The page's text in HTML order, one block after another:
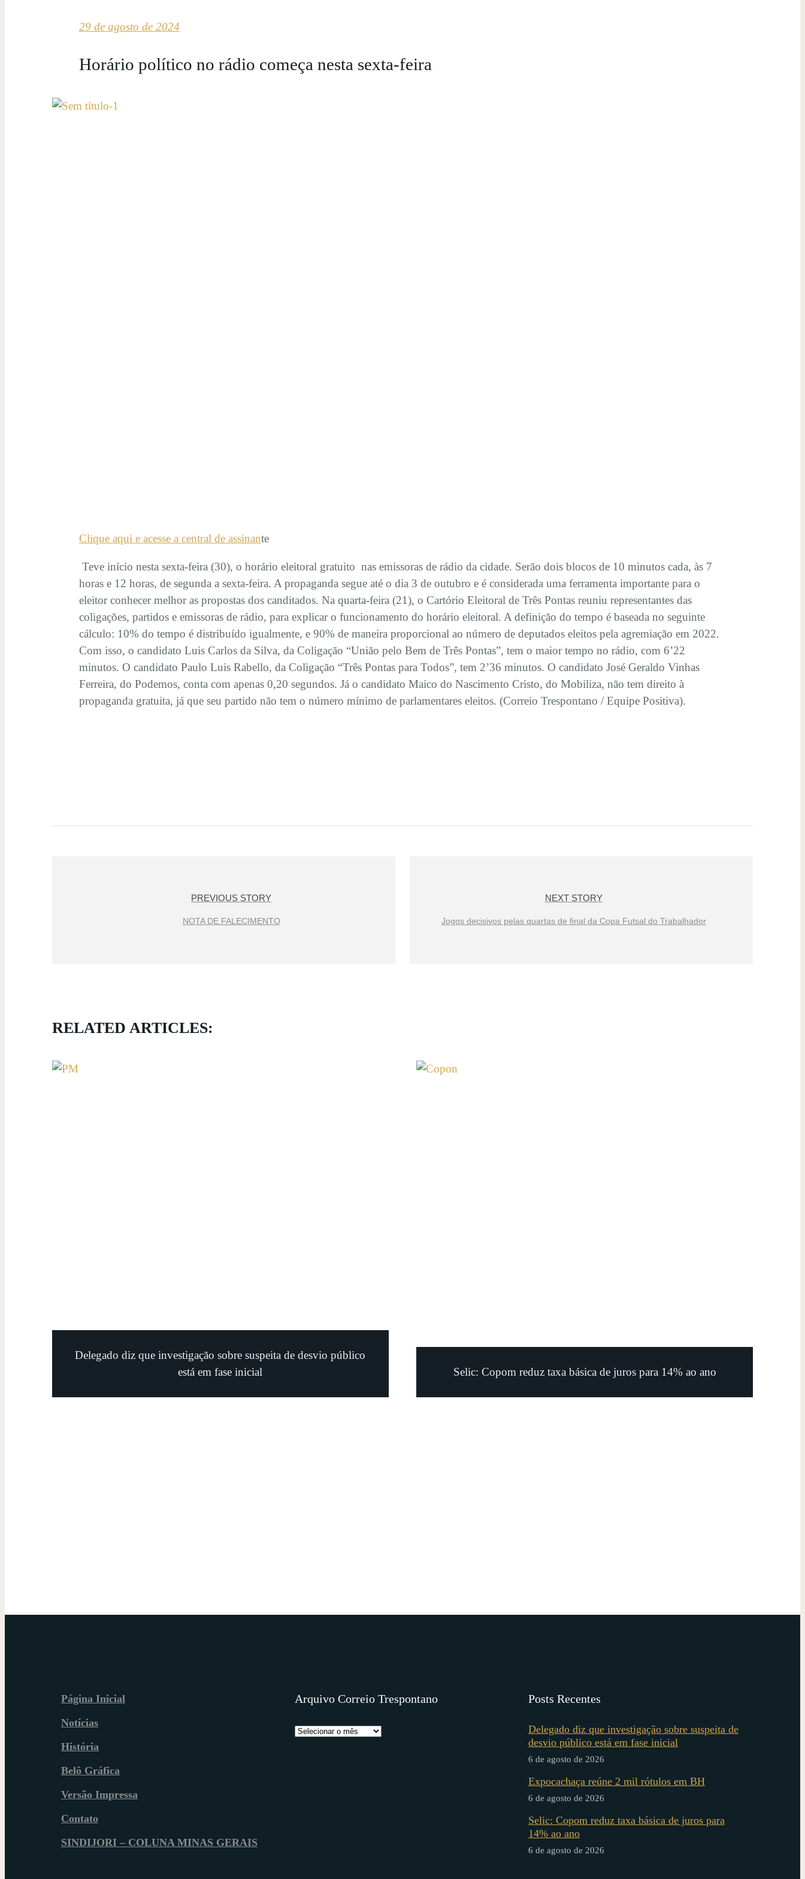
29 de agosto de 2024
Horário político no rádio começa nesta sexta-feira
Clique aqui e acesse a central de assinante
Teve início nesta sexta-feira (30), o horário eleitoral gratuito nas emissoras de rádio da cidade. Serão dois blocos de 10 minutos cada, às 7
horas e 12 horas, de segunda a sexta-feira. A propaganda segue até o dia 3 de outubro e é considerada uma ferramenta importante para o
eleitor conhecer melhor as propostas dos canditados. Na quarta-feira (21), o Cartório Eleitoral de Três Pontas reuniu representantes das
coligações, partidos e emissoras de rádio, para explicar o funcionamento do horário eleitoral. A definição do tempo é baseada no seguinte
cálculo: 10% do tempo é distribuído igualmente, e 90% de maneira proporcional ao número de deputados eleitos pela agremiação em 2022.
Com isso, o candidato Luis Carlos da Silva, da Coligação “União pelo Bem de Três Pontas”, tem o maior tempo no rádio, com 6’22
minutos. O candidato Paulo Luis Rabello, da Coligação “Três Pontas para Todos”, tem 2’36 minutos. O candidato José Geraldo Vinhas
Ferreira, do Podemos, conta com apenas 0,20 segundos. Já o candidato Maico do Nascimento Cristo, do Mobiliza, não tem direito à
propaganda gratuita, já que seu partido não tem o número mínimo de parlamentares eleitos. (Correio Trespontano / Equipe Positiva).
PREVIOUS STORY
NOTA DE FALECIMENTO
NEXT STORY
Jogos decisivos pelas quartas de final da Copa Futsal do Trabalhador
RELATED ARTICLES:
Delegado diz que investigação sobre suspeita de desvio público
está em fase inicial
Selic: Copom reduz taxa básica de juros para 14% ao ano
Página Inicial
Notícias
História
Belô Gráfica
Versão Impressa
Contato
SINDIJORI – COLUNA MINAS GERAIS
Arquivo Correio Trespontano Posts Recentes
Delegado diz que investigação sobre suspeita de
desvio público está em fase inicial
6 de agosto de 2026
Expocachaça reúne 2 mil rótulos em BH
6 de agosto de 2026
Selic: Copom reduz taxa básica de juros para
14% ao ano
6 de agosto de 2026